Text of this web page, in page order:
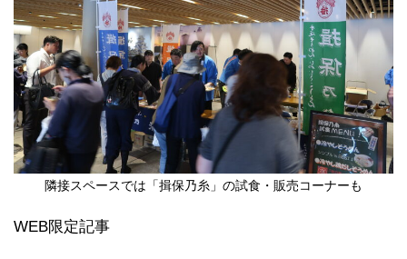
隣接スペースでは「揖保乃糸」の試食・販売コーナーも
WEB限定記事